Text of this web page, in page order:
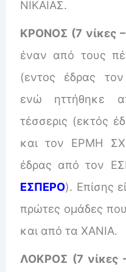
ΝΙΚΑΙΑΣ.
ΚΡΟΝΟΣ (7 νίκες
έναν από τους
(εντος έδρας
ενώ ηττήθηκε
τέσσερις (εκτός
και τον ΕΡΜΗ
έδρας από τον
ΕΣΠΕΡΟ). Επίσης
πρώτες ομάδες
και από τα ΧΑΝΙΑ.
ΛΟΚΡΟΣ (7 νίκες